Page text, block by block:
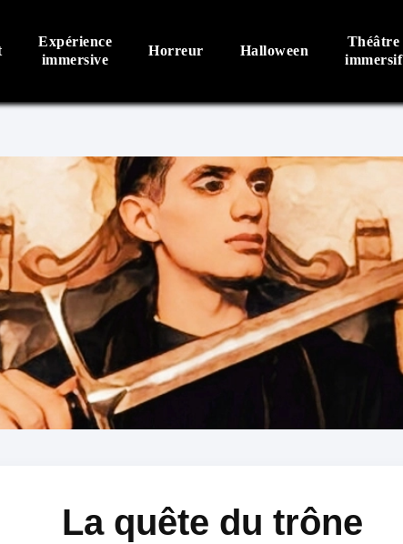
Expérience
immersive
Horreur Halloween
Théâtre
immersif
La quête du trône